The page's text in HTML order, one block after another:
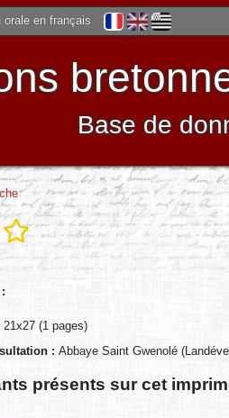
orale en français
Base de
21x27 (1 pages)
: Abbaye Saint Gwenolé
présents sur cet